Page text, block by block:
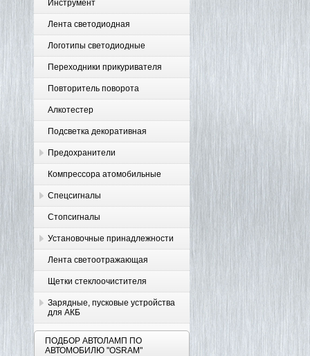
Инструмент
Лента светодиодная
Логотипы светодиодные
Переходники прикуривателя
Повторитель поворота
Алкотестер
Подсветка декоративная
Предохранители
Компрессора атомобильные
Спецсигналы
Стопсигналы
Установочные принадлежности
Лента светоотражающая
Щетки стеклоочистителя
Зарядные, пусковые устройства
для АКБ
ПОДБОР АВТОЛАМП ПО
АВТОМОБИЛЮ "OSRAM"